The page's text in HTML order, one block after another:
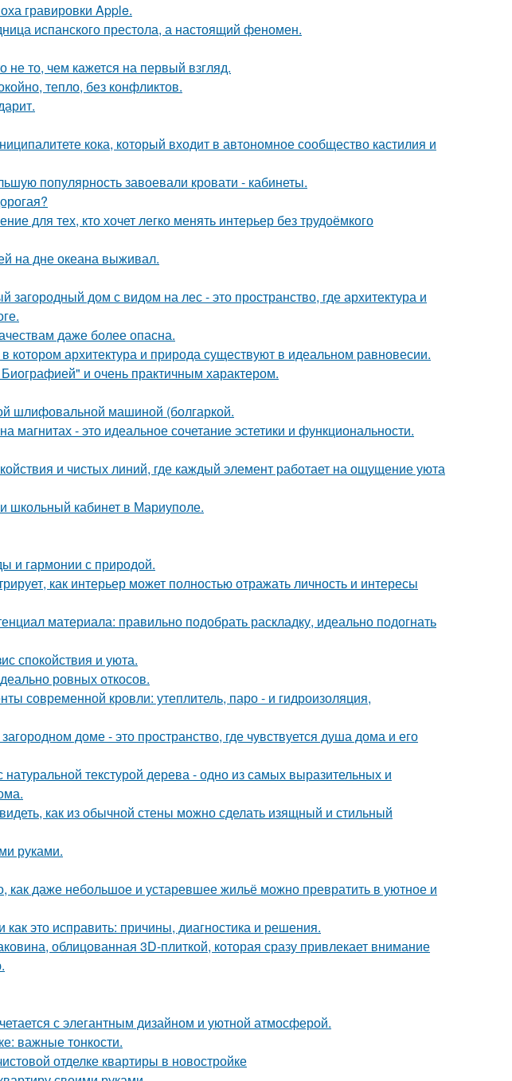
гравировки Apple.
испанского престола, а настоящий феномен.
то, чем кажется на первый взгляд.
тепло, без конфликтов.
кока, который входит в автономное сообщество кастилия и
популярность завоевали кровати - кабинеты.
для тех, кто хочет легко менять интерьер без трудоёмкого
на дне океана выживал.
дом с видом на лес - это пространство, где архитектура и
даже более опасна.
котором архитектура и природа существуют в идеальном равновесии.
и очень практичным характером.
шлифовальной машиной (болгаркой.
магнитах - это идеальное сочетание эстетики и функциональности.
и чистых линий, где каждый элемент работает на ощущение уюта
школьный кабинет в Мариуполе.
и гармонии с природой.
как интерьер может полностью отражать личность и интересы
материала: правильно подобрать раскладку, идеально подогнать
спокойствия и уюта.
ровных откосов.
современной кровли: утеплитель, паро - и гидроизоляция,
доме - это пространство, где чувствуется душа дома и его
натуральной текстурой дерева - одно из самых выразительных и
как из обычной стены можно сделать изящный и стильный
руками.
как даже небольшое и устаревшее жильё можно превратить в уютное и
это исправить: причины, диагностика и решения.
облицованная 3D-плиткой, которая сразу привлекает внимание
с элегантным дизайном и уютной атмосферой.
важные тонкости.
отделке квартиры в новостройке